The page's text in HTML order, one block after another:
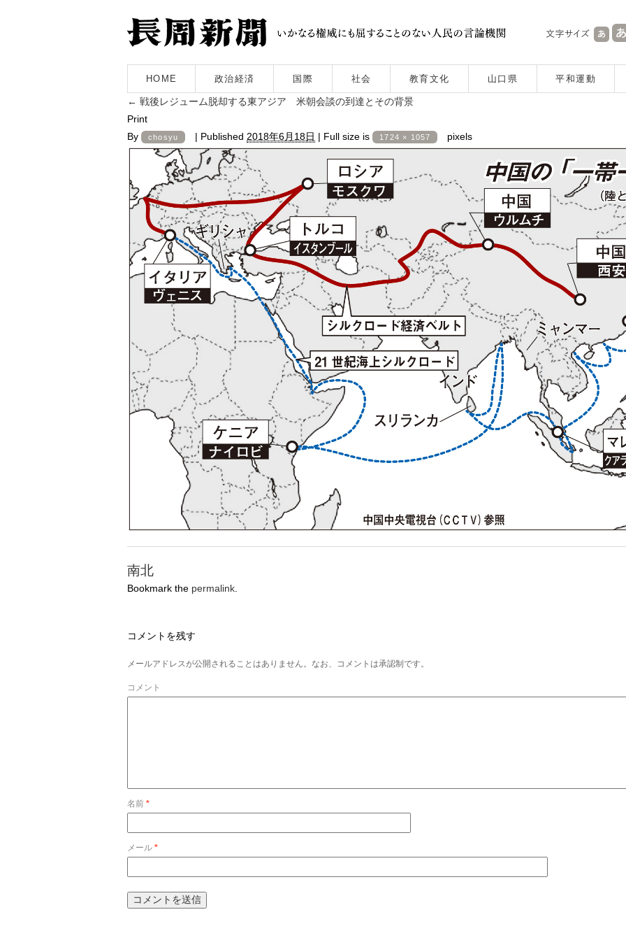
HOME 政治経済 国際 社会 教育文化 山口県 平和運動
← 戦後レジューム脱却する東アジア 米朝会談の到達とその背景
Print
By
chosyu | Published 2018年6月18日 | Full size is 1724 × 1057 pixels
南北
Bookmark the permalink
コメントを残す
メールアドレスが公開されることはありません。なお、コメントは承認制です。
コメント
名前 *
メール *